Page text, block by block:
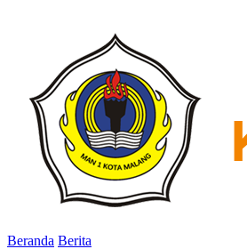
Beranda Berita